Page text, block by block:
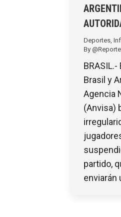
Deportes
By
Brasil y
Agencia
(Anvisa)
partido,
enviarán